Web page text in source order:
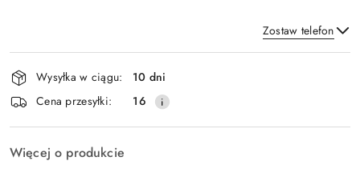
Zostaw telefon
Wyślij
Dostępność
i
dostawa
Wysyłka w ciągu:
10 dni
Cena przesyłki:
16
Więcej o produkcie